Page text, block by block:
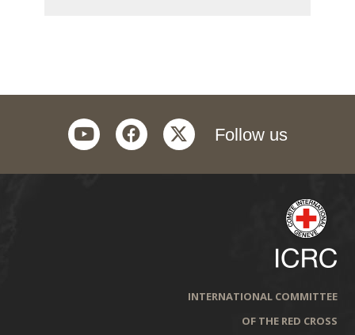
Follow us
twitter
facebook
youtube
INTERNATIONAL COMMITTEE
OF THE RED CROSS